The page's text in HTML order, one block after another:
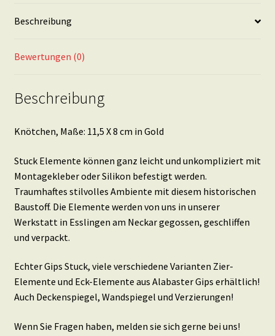
Beschreibung
Bewertungen (0)
Beschreibung
Knötchen, Maße: 11,5 X 8 cm in Gold
Stuck Elemente können ganz leicht und unkompliziert mit
Montagekleber oder Silikon befestigt werden.
Traumhaftes stilvolles Ambiente mit diesem historischen
Baustoff. Die Elemente werden von uns in unserer
Werkstatt in Esslingen am Neckar gegossen, geschliffen
und verpackt.
Echter Gips Stuck, viele verschiedene Varianten Zier-
Elemente und Eck-Elemente aus Alabaster Gips erhältlich!
Auch Deckenspiegel, Wandspiegel und Verzierungen!
Wenn Sie Fragen haben, melden sie sich gerne bei uns!